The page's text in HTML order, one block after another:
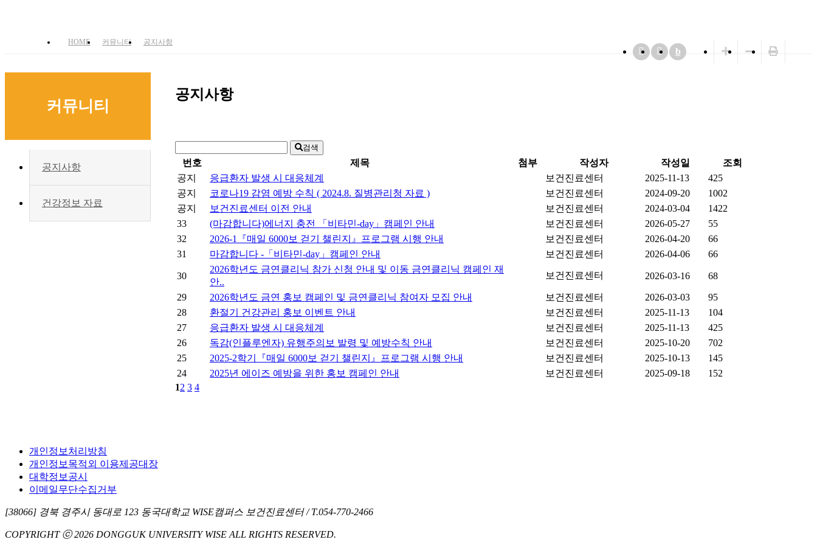
HOME 커뮤니티 공지사항
b
커뮤니티
공지사항
건강정보 자료
공지사항
검색
번호 제목 첨부 작성자 작성일
조회
공지
응급환자 발생 시 대응체계 보건진료센터 2025-11-13
425
공지
코로나19 감염 예방 수칙 ( 2024.8. 질병관리청 자료 ) 보건진료센터 2024-09-20
1002
공지
보건진료센터 이전 안내 보건진료센터 2024-03-04
1422
33
(마감합니다)에너지 충전 「비타민-day」캠페인 안내 보건진료센터 2026-05-27
55
32
2026-1『매일 6000보 걷기 챌린지』프로그램 시행 안내 보건진료센터 2026-04-20
66
31
마감합니다 -「비타민-day」캠페인 안내 보건진료센터 2026-04-06 66
30
2026학년도 금연클리닉 참가 신청 안내 및 이동 금연클리닉 캠페인 재
안..
보건진료센터 2026-03-16 68
29 2026학년도 금연 홍보 캠페인 및 금연클리닉 참여자 모집 안내 보건진료센터 2026-03-03
95
28
환절기 건강관리 홍보 이벤트 안내 보건진료센터 2025-11-13
104
27
응급환자 발생 시 대응체계 보건진료센터 2025-11-13
425
26
독감(인플루엔자) 유행주의보 발령 및 예방수칙 안내 보건진료센터 2025-10-20
702
25
2025-2학기『매일 6000보 걷기 챌린지』프로그램 시행 안내 보건진료센터 2025-10-13
145
24
2025년 에이즈 예방을 위한 홍보 캠페인 안내 보건진료센터 2025-09-18
152
12 3 4
개인정보처리방침
개인정보목적외 이용제공대장
대학정보공시
이메일무단수집거부
[38066] 경북 경주시 동대로 123 동국대학교 WISE캠퍼스 보건진료센터 / T.054-770-2466
COPYRIGHT ⓒ 2026 DONGGUK UNIVERSITY WISE ALL RIGHTS RESERVED.